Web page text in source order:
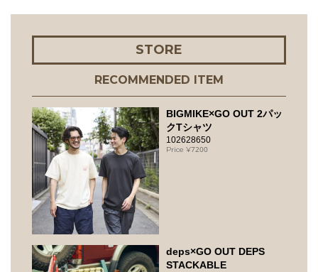
STORE
RECOMMENDED ITEM
BIGMIKE×GO OUT 2パッ
クTシャツ
102628650
7200
deps×GO OUT DEPS
STACKABLE